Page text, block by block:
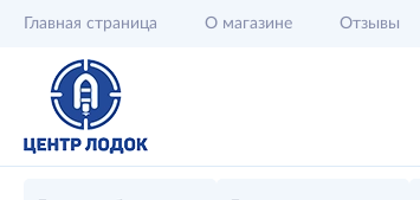
Главная страница О магазине Отзывы